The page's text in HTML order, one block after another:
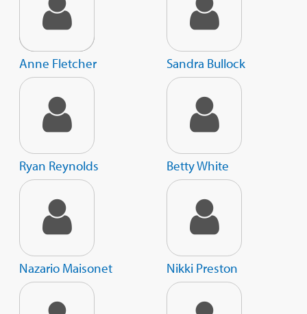
Anne Fletcher Sandra Bullock
Ryan Reynolds Betty White
Nazario Maisonet Nikki Preston